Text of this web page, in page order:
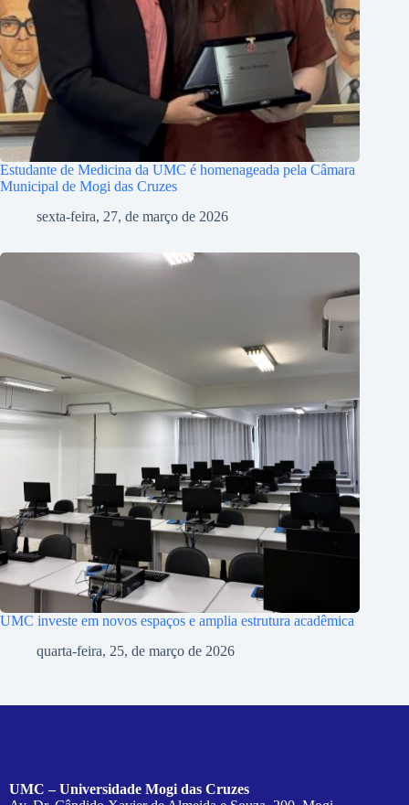
Estudante de Medicina da UMC é homenageada pela Câmara
Municipal de Mogi das Cruzes
sexta-feira, 27, de março de 2026
UMC investe em novos espaços e amplia estrutura acadêmica
quarta-feira, 25, de março de 2026
UMC – Universidade Mogi das Cruzes